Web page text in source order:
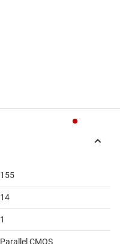
155
14
1
Parallel CMOS